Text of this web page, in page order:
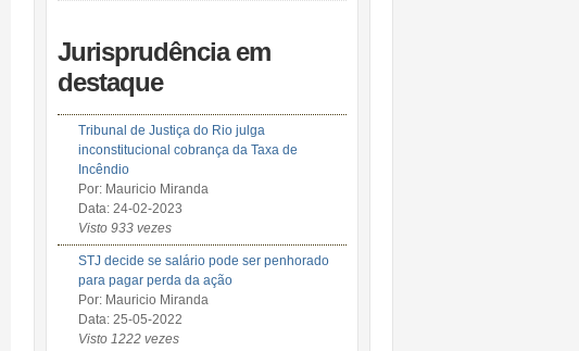
Jurisprudência em
destaque
Tribunal de Justiça do Rio julga
inconstitucional cobrança da Taxa de
Incêndio
Por: Mauricio Miranda
Data: 24-02-2023
Visto 933 vezes
STJ decide se salário pode ser penhorado
para pagar perda da ação
Por: Mauricio Miranda
Data: 25-05-2022
Visto 1222 vezes